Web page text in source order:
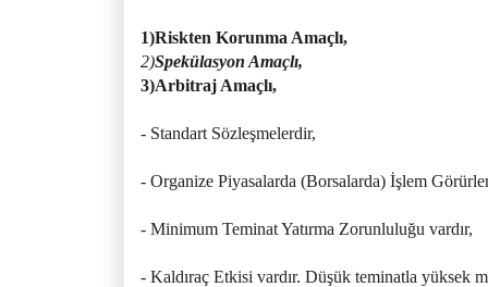
1)Riskten Korunma Amaçlı,
2)Spekülasyon Amaçlı,
3)Arbitraj Amaçlı,
- Standart Sözleşmelerdir,
- Organize Piyasalarda (Borsalarda) İşlem
- Minimum Teminat Yatırma Zorunluluğu vardır,
- Kaldıraç Etkisi vardır. Düşük teminatla yüksek